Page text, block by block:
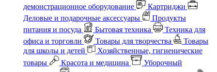
демонстрационное оборудование
Картриджи
Деловые и подарочные аксессуары
Продукты
питания и посуда
Бытовая техника
Техника для
офиса и торговли
Товары для творчества
Товары
для школы и детей
Хозяйственные, гигиенические
товары
Красота и медицина
Уборочный